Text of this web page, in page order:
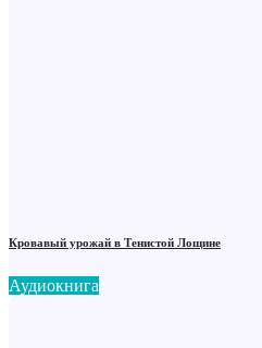
Кровавый урожай в Тенистой Лощине
Аудиокнига